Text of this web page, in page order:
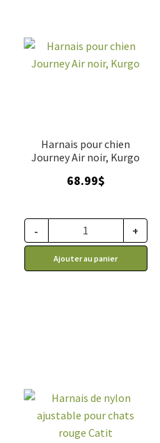
Harnais pour chien
Journey Air noir, Kurgo
68.99$
- +
Ajouter au panier